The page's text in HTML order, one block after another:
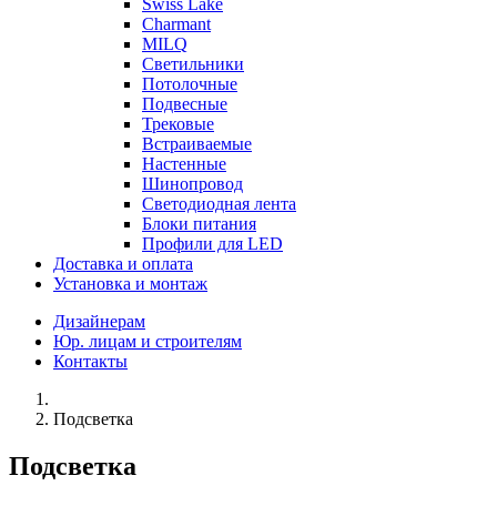
Swiss Lake
Charmant
MILQ
Светильники
Потолочные
Подвесные
Трековые
Встраиваемые
Настенные
Шинопровод
Светодиодная лента
Блоки питания
Профили для LED
Доставка и оплата
Установка и монтаж
Дизайнерам
Юр. лицам и строителям
Контакты
Подсветка
Подсветка